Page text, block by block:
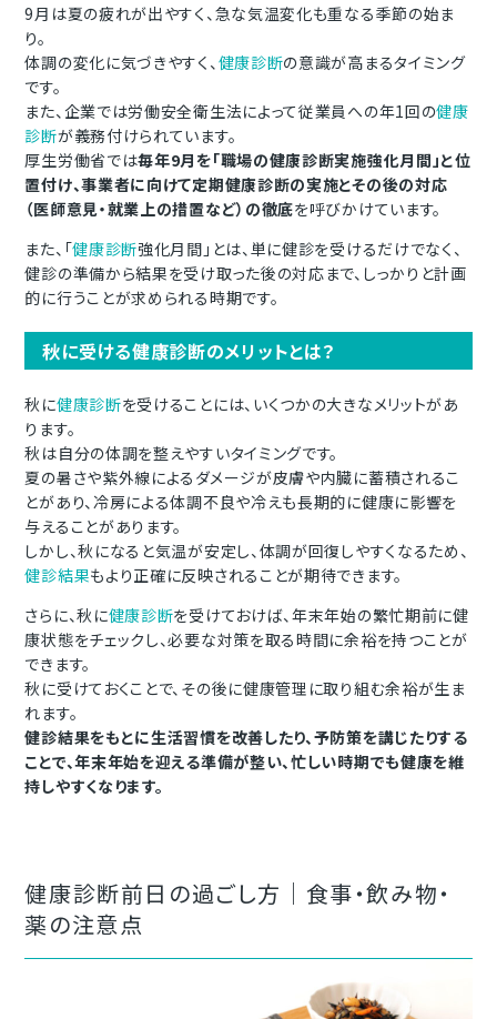
9月は夏の疲れが出やすく、急な気温変化も重なる季節の始ま
り。
体調の変化に気づきやすく、 健康診断の意識が高まるタイミング
です。
また、企業では労働安全衛生法によって従業員への年1回の健康
診断が義務付けられています。
厚生労働省では毎年9月を「職場の健康診断実施強化月間」と位
置付け、事業者に向けて定期健康診断の実施とその後の対応
（医師意見・就業上の措置など）の徹底を呼びかけています。
また、「健康診断強化月間」とは、単に健診を受けるだけでなく、
健診の準備から結果を受け取った後の対応まで、しっかりと計画
的に行うことが求められる時期です。
秋に受ける健康診断のメリットとは？
秋に健康診断を受けることには、いくつかの大きなメリットがあ
ります。
秋は自分の体調を整えやすいタイミングです。
夏の暑さや紫外線によるダメージが皮膚や内臓に蓄積されるこ
とがあり、冷房による体調不良や冷えも長期的に健康に影響を
与えることがあります。
しかし、秋になると気温が安定し、体調が回復しやすくなるため、
健診結果もより正確に反映されることが期待できます。
さらに、秋に健康診断を受けておけば、年末年始の繁忙期前に健
康状態をチェックし、必要な対策を取る時間に余裕を持つことが
できます。
秋に受けておくことで、その後に健康管理に取り組む余裕が生ま
れます。
健診結果をもとに生活習慣を改善したり、予防策を講じたりする
ことで、年末年始を迎える準備が整い、忙しい時期でも健康を維
持しやすくなります。
健康診断前日の過ごし方｜食事・飲み物・
薬の注意点